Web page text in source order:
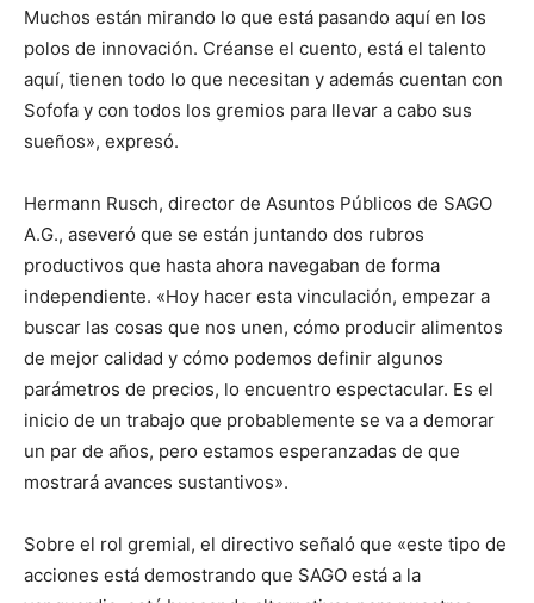
Muchos están mirando lo que está pasando aquí en los
polos de innovación. Créanse el cuento, está el talento
aquí, tienen todo lo que necesitan y además cuentan con
Sofofa y con todos los gremios para llevar a cabo sus
sueños», expresó.
Hermann Rusch, director de Asuntos Públicos de SAGO
A.G., aseveró que se están juntando dos rubros
productivos que hasta ahora navegaban de forma
independiente. «Hoy hacer esta vinculación, empezar a
buscar las cosas que nos unen, cómo producir alimentos
de mejor calidad y cómo podemos definir algunos
parámetros de precios, lo encuentro espectacular. Es el
inicio de un trabajo que probablemente se va a demorar
un par de años, pero estamos esperanzadas de que
mostrará avances sustantivos».
Sobre el rol gremial, el directivo señaló que «este tipo de
acciones está demostrando que SAGO está a la